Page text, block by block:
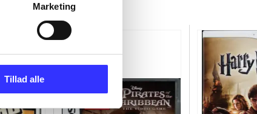
Marketing
Tillad alle